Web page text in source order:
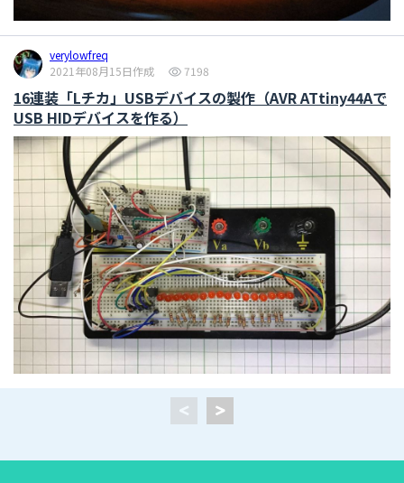
verylowfreq
2021年08月15日作成
7198
16連装「Lチカ」USBデバイスの製作（AVR ATtiny44Aで
USB HIDデバイスを作る）